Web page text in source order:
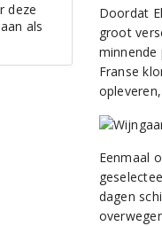
deze
als
Doordat
groot
minnende
Franse
Eenmaal
dagen